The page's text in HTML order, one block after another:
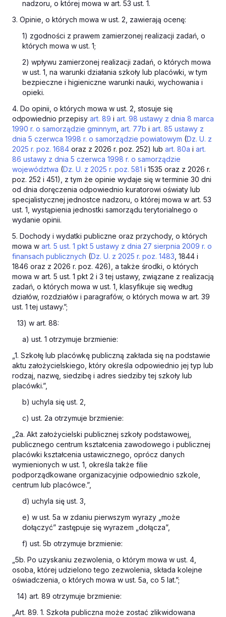
nadzoru, o której mowa w art. 53 ust. 1.
3. Opinie, o których mowa w ust. 2, zawierają ocenę:
1) zgodności z prawem zamierzonej realizacji zadań, o
których mowa w ust. 1;
2) wpływu zamierzonej realizacji zadań, o których mowa
w ust. 1, na warunki działania szkoły lub placówki, w tym
bezpieczne i higieniczne warunki nauki, wychowania i
opieki.
4. Do opinii, o których mowa w ust. 2, stosuje się
odpowiednio przepisy art. 89 i art. 98 ustawy z dnia 8 marca
1990 r. o samorządzie gminnym art. 77b i art. 85 ustawy z
dnia 5 czerwca 1998 r. o samorządzie powiatowym (Dz. U. z
2025 r. poz. 1684 oraz z 2026 r. poz. 252) lub art. 80a i art.
86 ustawy z dnia 5 czerwca 1998 r. o samorządzie
województwa (Dz. U. z 2025 r. poz. 581 i 1535 oraz z 2026 r.
poz. 252 i 451), z tym że opinie wydaje się w terminie 30 dni
od dnia doręczenia odpowiednio kuratorowi oświaty lub
specjalistycznej jednostce nadzoru, o której mowa w art. 53
ust. 1, wystąpienia jednostki samorządu terytorialnego o
wydanie opinii.
5. Dochody i wydatki publiczne oraz przychody, o których
mowa w art. 5 ust. 1 pkt 5 ustawy z dnia 27 sierpnia 2009 r. o
finansach publicznych (Dz. U. z 2025 r. poz. 1483 , 1844 i
1846 oraz z 2026 r. poz. 426), a także środki, o których
mowa w art. 5 ust. 1 pkt 2 i 3 tej ustawy, związane z realizacją
zadań, o których mowa w ust. 1, klasyfikuje się według
działów, rozdziałów i paragrafów, o których mowa w art. 39
ust. 1 tej ustawy.”;
13) w art. 88:
a) ust. 1 otrzymuje brzmienie:
„1. Szkołę lub placówkę publiczną zakłada się na podstawie
aktu założycielskiego, który określa odpowiednio jej typ lub
rodzaj, nazwę, siedzibę i adres siedziby tej szkoły lub
placówki.”,
b) uchyla się ust. 2,
c) ust. 2a otrzymuje brzmienie:
„2a. Akt założycielski publicznej szkoły podstawowej,
publicznego centrum kształcenia zawodowego i publicznej
placówki kształcenia ustawicznego, oprócz danych
wymienionych w ust. 1, określa także filie
podporządkowane organizacyjnie odpowiednio szkole,
centrum lub placówce.”,
d) uchyla się ust. 3,
e) w ust. 5a w zdaniu pierwszym wyrazy „może
dołączyć” zastępuje się wyrazem „dołącza”,
f) ust. 5b otrzymuje brzmienie:
„5b. Po uzyskaniu zezwolenia, o którym mowa w ust. 4,
osoba, której udzielono tego zezwolenia, składa kolejne
oświadczenia, o których mowa w ust. 5a, co 5 lat.”;
14) art. 89 otrzymuje brzmienie:
„Art. 89. 1. Szkoła publiczna może zostać zlikwidowana